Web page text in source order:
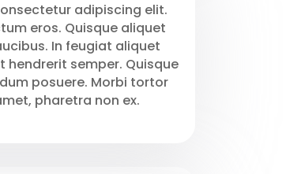
adipiscing elit.
eros. Quisque aliquet
In feugiat aliquet
hendrerit semper. Quisque
posuere. Morbi tortor
pharetra non ex.